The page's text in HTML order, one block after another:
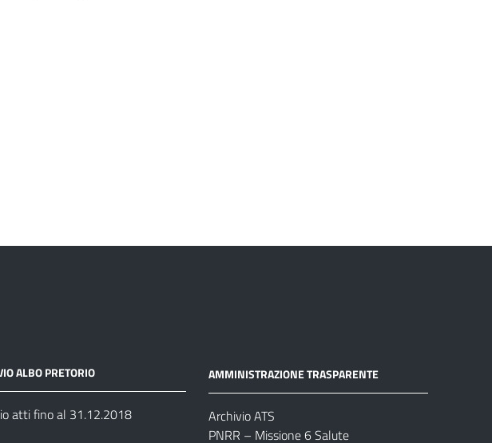
ALBO PRETORIO
atti fino al 31.12.2018
AMMINISTRAZIONE TRASPARENTE
Archivio ATS
PNRR – Missione 6 Salute